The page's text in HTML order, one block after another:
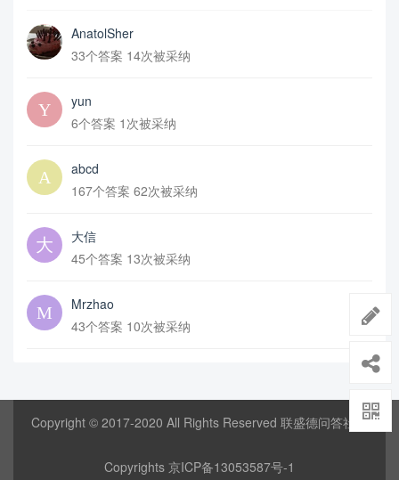
AnatolSher
33个答案 14次被采纳
yun
6个答案 1次被采纳
abcd
167个答案 62次被采纳
大信
45个答案 13次被采纳
Mrzhao
43个答案 10次被采纳
Copyright © 2017-2020 All Rights Reserved 联盛德问答社区
Copyrights 京ICP备13053587号-1